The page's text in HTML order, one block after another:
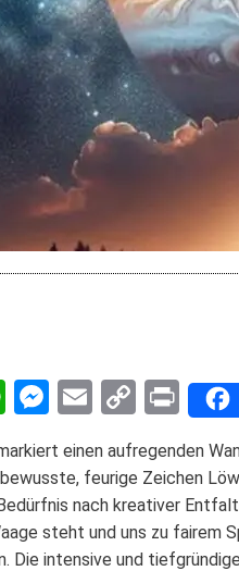
WhatsApp
Messenger
EmailCopy
Link
einen aufregenden
feurige Zeichen
nach kreativer
steht und uns zu fairem
Die intensive und